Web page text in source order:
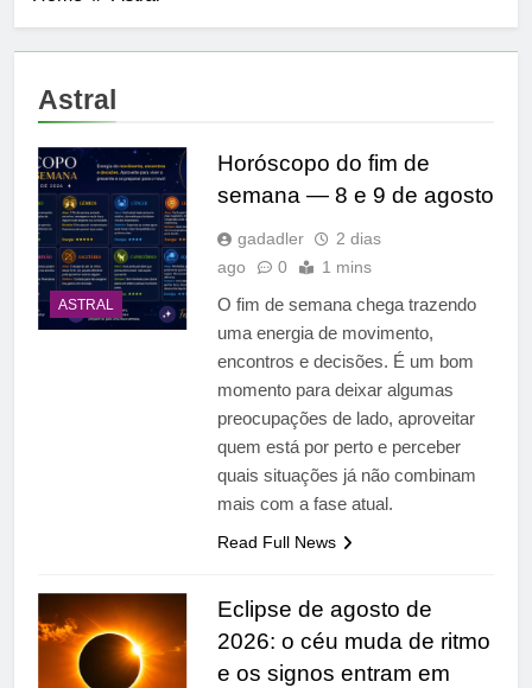
Astral
ASTRAL
Horóscopo do fim de
semana — 8 e 9 de agosto
gadadler
2 dias
ago
0 1 mins
O fim de semana chega trazendo
uma energia de movimento,
encontros e decisões. É um bom
momento para deixar algumas
preocupações de lado, aproveitar
quem está por perto e perceber
quais situações já não combinam
mais com a fase atual.
Read Full News
Eclipse de agosto de
2026: o céu muda de ritmo
e os signos entram em